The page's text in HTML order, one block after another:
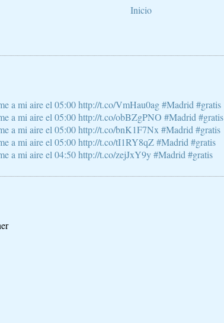
Inicio
a mi aire el 05:00 http://t.co/VmHau0ag #Madrid #gratis
a mi aire el 05:00 http://t.co/obBZgPNO #Madrid #gratis
a mi aire el 05:00 http://t.co/bnK1F7Nx #Madrid #gratis
a mi aire el 05:00 http://t.co/tI1RY8qZ #Madrid #gratis
a mi aire el 04:50 http://t.co/zejJxY9y #Madrid #gratis